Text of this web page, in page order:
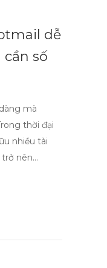
dễ
số
mà
thời đại
nhiều tài
nên…